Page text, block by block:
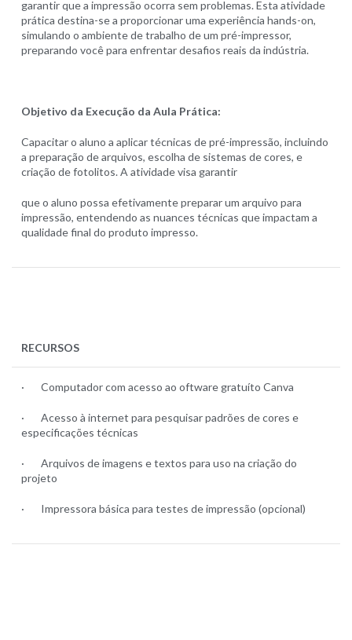
garantir que a impressão ocorra sem problemas. Esta atividade
prática destina-se a proporcionar uma experiência hands-on,
simulando o ambiente de trabalho de um pré-impressor,
preparando você para enfrentar desafios reais da indústria.
Objetivo da Execução da Aula Prática:
Capacitar o aluno a aplicar técnicas de pré-impressão, incluindo
a preparação de arquivos, escolha de sistemas de cores, e
criação de fotolitos. A atividade visa garantir
que o aluno possa efetivamente preparar um arquivo para
impressão, entendendo as nuances técnicas que impactam a
qualidade final do produto impresso.
RECURSOS
· Computador com acesso ao oftware gratuíto Canva
· Acesso à internet para pesquisar padrões de cores e
especificações técnicas
· Arquivos de imagens e textos para uso na criação do
projeto
· Impressora básica para testes de impressão (opcional)